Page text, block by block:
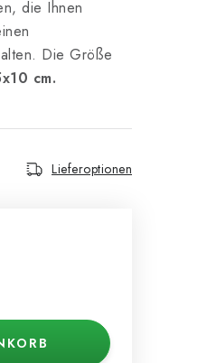
die Ihnen
Die Größe
cm.
Lieferoptionen